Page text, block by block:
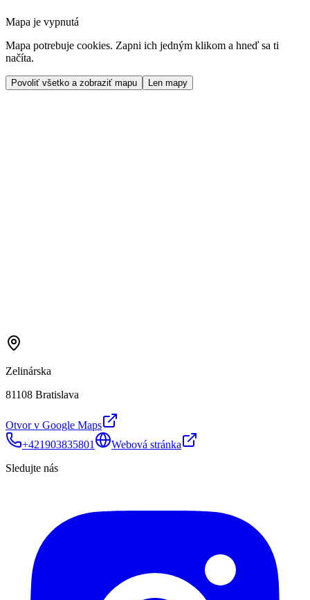
Mapa je vypnutá
Mapa potrebuje cookies. Zapni ich jedným klikom a hneď sa ti
načíta.
Povoliť všetko a zobraziť mapu Len mapy
Zelinárska
81108 Bratislava
Otvor v Google Maps
+421903835801
Webová stránka
Sledujte nás